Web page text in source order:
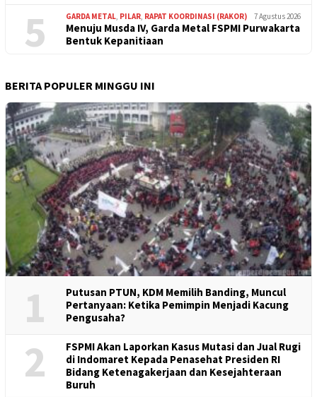
5 GARDA METAL, PILAR, RAPAT KOORDINASI (RAKOR) 7 Agustus 2026
Menuju Musda IV, Garda Metal FSPMI Purwakarta
Bentuk Kepanitiaan
BERITA POPULER MINGGU INI
1
Putusan PTUN, KDM Memilih Banding, Muncul
Pertanyaan: Ketika Pemimpin Menjadi Kacung
Pengusaha?
2
FSPMI Akan Laporkan Kasus Mutasi dan Jual Rugi
di Indomaret Kepada Penasehat Presiden RI
Bidang Ketenagakerjaan dan Kesejahteraan
Buruh